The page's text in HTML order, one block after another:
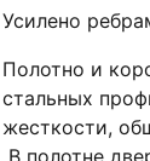
Усилено
Полотно и
стальных
жесткости,
В полотне